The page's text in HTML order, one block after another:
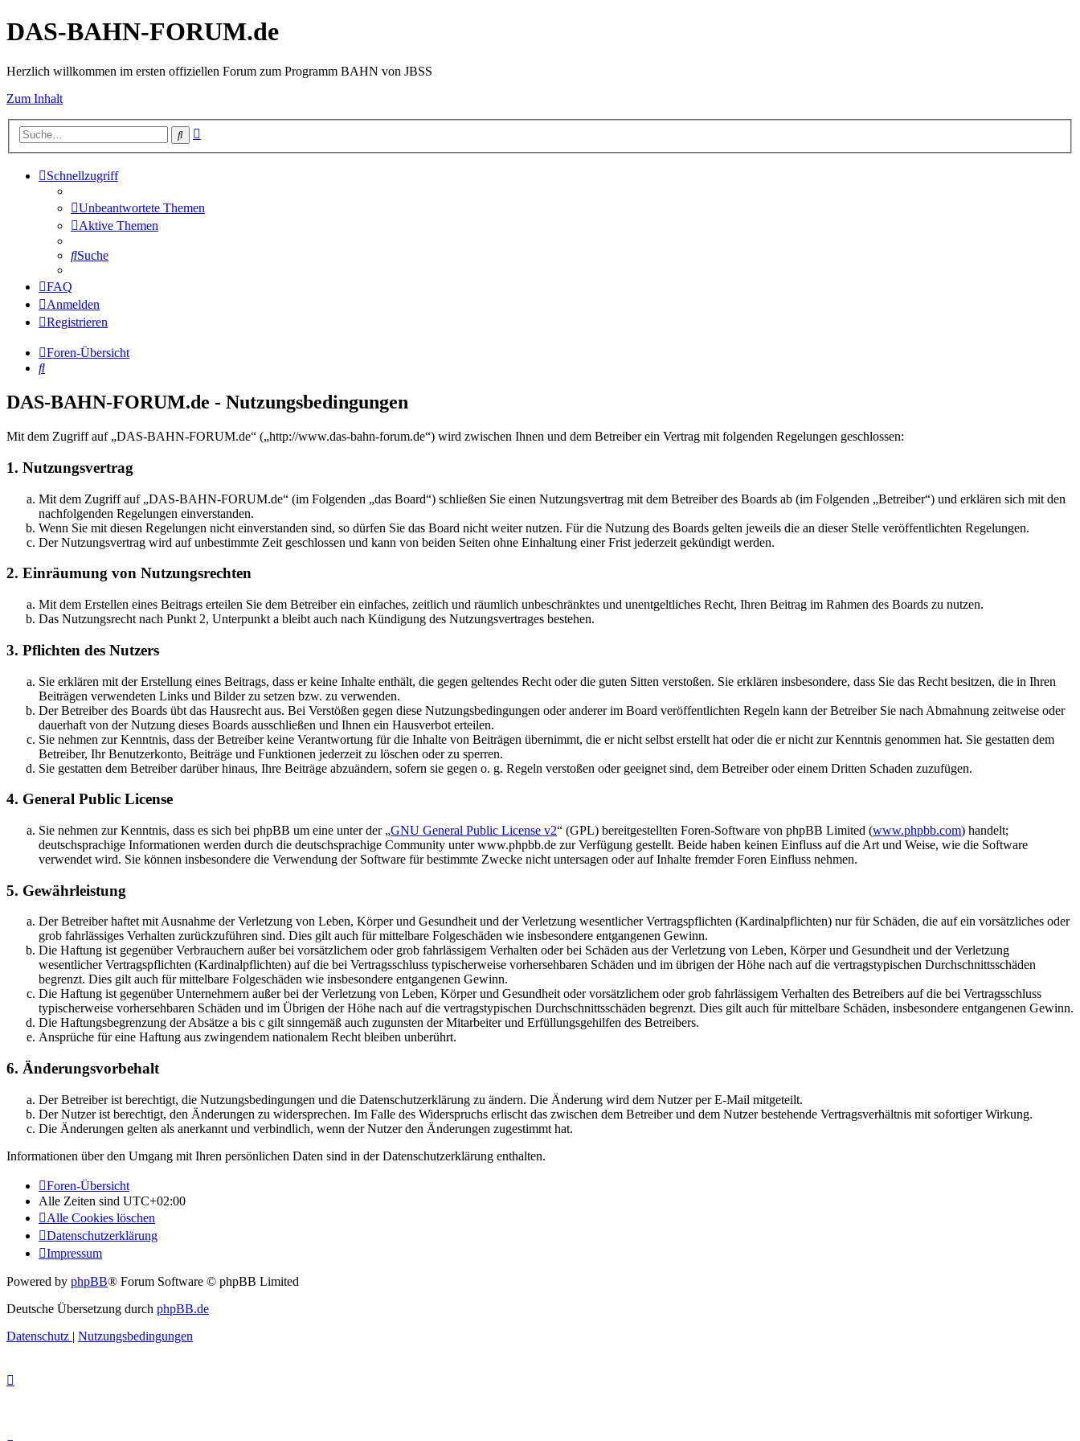
DAS-BAHN-FORUM.de
Herzlich willkommen im ersten offiziellen Forum zum Programm BAHN von JBSS
Zum Inhalt
Suche
Schnellzugriff
Unbeantwortete Themen
Aktive Themen
Suche
FAQ
Anmelden
Registrieren
Foren-Übersicht
Suche
DAS-BAHN-FORUM.de - Nutzungsbedingungen
Mit dem Zugriff auf „DAS-BAHN-FORUM.de“ („http://www.das-bahn-forum.de“) wird zwischen Ihnen und dem Betreiber ein Vertrag mit folgenden Regelungen geschlossen:
1. Nutzungsvertrag
Mit dem Zugriff auf „DAS-BAHN-FORUM.de“ (im Folgenden „das Board“) schließen Sie einen Nutzungsvertrag mit dem Betreiber des Boards ab (im Folgenden „Betreiber“) und erklären sich mit den
nachfolgenden Regelungen einverstanden.
Wenn Sie mit diesen Regelungen nicht einverstanden sind, so dürfen Sie das Board nicht weiter nutzen. Für die Nutzung des Boards gelten jeweils die an dieser Stelle veröffentlichten Regelungen.
Der Nutzungsvertrag wird auf unbestimmte Zeit geschlossen und kann von beiden Seiten ohne Einhaltung einer Frist jederzeit gekündigt werden.
2. Einräumung von Nutzungsrechten
Mit dem Erstellen eines Beitrags erteilen Sie dem Betreiber ein einfaches, zeitlich und räumlich unbeschränktes und unentgeltliches Recht, Ihren Beitrag im Rahmen des Boards zu nutzen.
Das Nutzungsrecht nach Punkt 2, Unterpunkt a bleibt auch nach Kündigung des Nutzungsvertrages bestehen.
3. Pflichten des Nutzers
Sie erklären mit der Erstellung eines Beitrags, dass er keine Inhalte enthält, die gegen geltendes Recht oder die guten Sitten verstoßen. Sie erklären insbesondere, dass Sie das Recht besitzen, die in Ihren
Beiträgen verwendeten Links und Bilder zu setzen bzw. zu verwenden.
Der Betreiber des Boards übt das Hausrecht aus. Bei Verstößen gegen diese Nutzungsbedingungen oder anderer im Board veröffentlichten Regeln kann der Betreiber Sie nach Abmahnung zeitweise oder
dauerhaft von der Nutzung dieses Boards ausschließen und Ihnen ein Hausverbot erteilen.
Sie nehmen zur Kenntnis, dass der Betreiber keine Verantwortung für die Inhalte von Beiträgen übernimmt, die er nicht selbst erstellt hat oder die er nicht zur Kenntnis genommen hat. Sie gestatten dem
Betreiber, Ihr Benutzerkonto, Beiträge und Funktionen jederzeit zu löschen oder zu sperren.
Sie gestatten dem Betreiber darüber hinaus, Ihre Beiträge abzuändern, sofern sie gegen o. g. Regeln verstoßen oder geeignet sind, dem Betreiber oder einem Dritten Schaden zuzufügen.
4. General Public License
Sie nehmen zur Kenntnis, dass es sich bei phpBB um eine unter der „GNU General Public License v2“ (GPL) bereitgestellten Foren-Software von phpBB Limited (www.phpbb.com) handelt;
deutschsprachige Informationen werden durch die deutschsprachige Community unter www.phpbb.de zur Verfügung gestellt. Beide haben keinen Einfluss auf die Art und Weise, wie die Software
verwendet wird. Sie können insbesondere die Verwendung der Software für bestimmte Zwecke nicht untersagen oder auf Inhalte fremder Foren Einfluss nehmen.
5. Gewährleistung
Der Betreiber haftet mit Ausnahme der Verletzung von Leben, Körper und Gesundheit und der Verletzung wesentlicher Vertragspflichten (Kardinalpflichten) nur für Schäden, die auf ein vorsätzliches oder
grob fahrlässiges Verhalten zurückzuführen sind. Dies gilt auch für mittelbare Folgeschäden wie insbesondere entgangenen Gewinn.
Die Haftung ist gegenüber Verbrauchern außer bei vorsätzlichem oder grob fahrlässigem Verhalten oder bei Schäden aus der Verletzung von Leben, Körper und Gesundheit und der Verletzung
wesentlicher Vertragspflichten (Kardinalpflichten) auf die bei Vertragsschluss typischerweise vorhersehbaren Schäden und im übrigen der Höhe nach auf die vertragstypischen Durchschnittsschäden
begrenzt. Dies gilt auch für mittelbare Folgeschäden wie insbesondere entgangenen Gewinn.
Die Haftung ist gegenüber Unternehmern außer bei der Verletzung von Leben, Körper und Gesundheit oder vorsätzlichem oder grob fahrlässigem Verhalten des Betreibers auf die bei Vertragsschluss
typischerweise vorhersehbaren Schäden und im Übrigen der Höhe nach auf die vertragstypischen Durchschnittsschäden begrenzt. Dies gilt auch für mittelbare Schäden, insbesondere entgangenen Gewinn.
Die Haftungsbegrenzung der Absätze a bis c gilt sinngemäß auch zugunsten der Mitarbeiter und Erfüllungsgehilfen des Betreibers.
Ansprüche für eine Haftung aus zwingendem nationalem Recht bleiben unberührt.
6. Änderungsvorbehalt
Der Betreiber ist berechtigt, die Nutzungsbedingungen und die Datenschutzerklärung zu ändern. Die Änderung wird dem Nutzer per E-Mail mitgeteilt.
Der Nutzer ist berechtigt, den Änderungen zu widersprechen. Im Falle des Widerspruchs erlischt das zwischen dem Betreiber und dem Nutzer bestehende Vertragsverhältnis mit sofortiger Wirkung.
Die Änderungen gelten als anerkannt und verbindlich, wenn der Nutzer den Änderungen zugestimmt hat.
Informationen über den Umgang mit Ihren persönlichen Daten sind in der Datenschutzerklärung enthalten.
Foren-Übersicht
Alle Zeiten sind UTC+02:00
Alle Cookies löschen
Datenschutzerklärung
Impressum
Powered by phpBB® Forum Software © phpBB Limited
Deutsche Übersetzung durch phpBB.de
Datenschutz | Nutzungsbedingungen